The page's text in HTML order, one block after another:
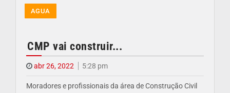
AGUA
CMP vai construir...
abr 26, 2022 5:28 pm
Moradores e profissionais da área de Construção Civil